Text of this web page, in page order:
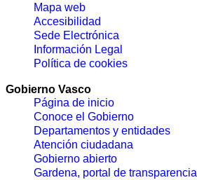
Mapa web
Accesibilidad
Sede Electrónica
Información Legal
Política de cookies
Gobierno Vasco
Página de inicio
Conoce el Gobierno
Departamentos y entidades
Atención ciudadana
Gobierno abierto
Gardena, portal de transparencia